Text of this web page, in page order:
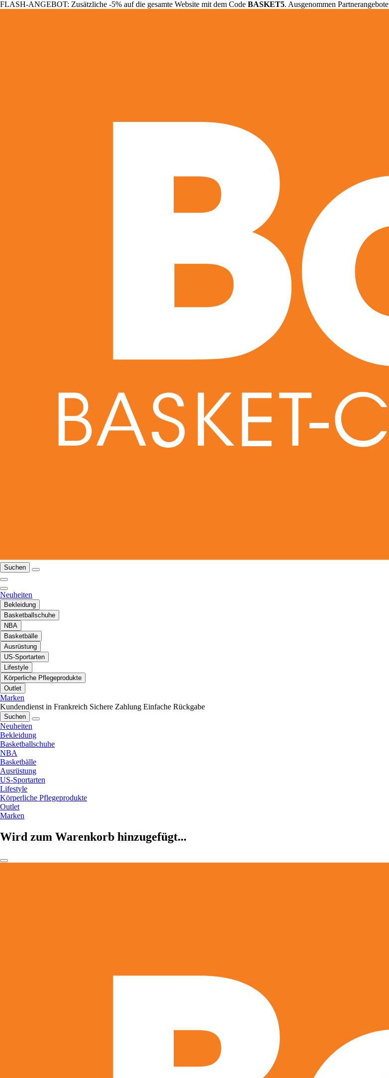
FLASH-ANGEBOT: Zusätzliche -5% auf die gesamte Website mit dem Code BASKET5. Ausgenommen Partnerangebote
Suchen
Neuheiten
Bekleidung
Basketballschuhe
NBA
Basketbälle
Ausrüstung
US-Sportarten
Lifestyle
Körperliche Pflegeprodukte
Outlet
Marken
Kundendienst in Frankreich Sichere Zahlung Einfache Rückgabe
Suchen
Neuheiten
Bekleidung
Basketballschuhe
NBA
Basketbälle
Ausrüstung
US-Sportarten
Lifestyle
Körperliche Pflegeprodukte
Outlet
Marken
Wird zum Warenkorb hinzugefügt...